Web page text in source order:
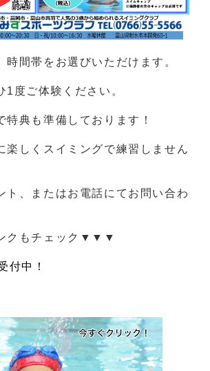
時間帯をお選びいただけます。
1度ご体験ください。
特典も準備しております！
楽しくスイミングで練習しません
ト、またはお電話にてお問い合わ
クもチェック▼▼▼
付中！